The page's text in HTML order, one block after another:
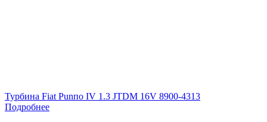
Турбина Fiat Punпо IV 1.3 JTDM 16V 8900-4313
Подробнее